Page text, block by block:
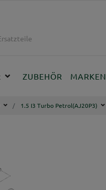
ZUBEHÖR MARKEN
1.5 I3 Turbo Petrol(AJ20P3)